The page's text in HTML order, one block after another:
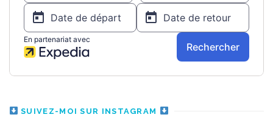
SUIVEZ-MOI SUR INSTAGRAM